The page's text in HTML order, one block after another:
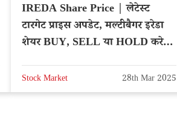
IREDA Share Price | लेटेस्ट
टारगेट प्राइस अपडेट, मल्टीबैगर इरेडा
शेयर BUY, SELL या HOLD करे?
Stock Market 28th Mar 2025